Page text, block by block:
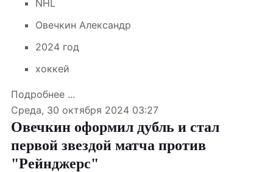
NHL
Овечкин Александр
2024 год
хоккей
Подробнее ...
Среда, 30 октября 2024 03:27
Овечкин оформил дубль и стал
первой звездой матча против
"Рейнджерс"